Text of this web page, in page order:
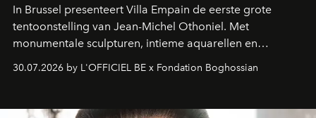
In Brussel presenteert Villa Empain de eerste grote
tentoonstelling van Jean-Michel Othoniel. Met
monumentale sculpturen, intieme aquarellen en
een emotionele reis waarin elk werk de herinnering
moment van verwondering.
30.07.2026 by L'OFFICIEL BE x Fondation Boghossian